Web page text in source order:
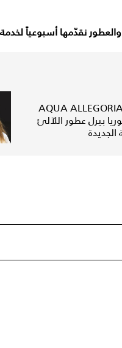
نقدّمها أسبوعياً
AQUA
بيرل عطور اللآلئ
الجديدة